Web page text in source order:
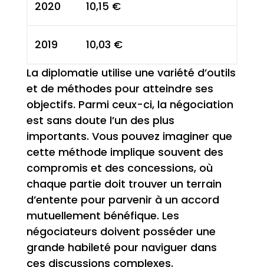
2020 10,15 €
2019
10,03 €
La diplomatie utilise une variété d’outils
et de méthodes pour atteindre ses
objectifs. Parmi ceux-ci, la négociation
est sans doute l’un des plus
importants. Vous pouvez imaginer que
cette méthode implique souvent des
compromis et des concessions, où
chaque partie doit trouver un terrain
d’entente pour parvenir à un accord
mutuellement bénéfique. Les
négociateurs doivent posséder une
grande habileté pour naviguer dans
ces discussions complexes.